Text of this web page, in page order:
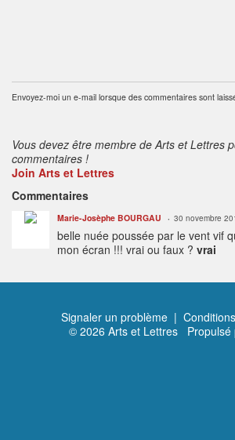
Envoyez-moi un e-mail lorsque des commentaires sont
Vous devez être membre de Arts et Lettres
commentaires !
Join Arts et Lettres
Commentaires
Marie-Josèphe BOURGAU 30 novembre
belle nuée poussée par le vent vif
mon écran !!! vrai ou faux ? vrai
Signaler un problème |
© 2026 Arts et Lettres Propulsé